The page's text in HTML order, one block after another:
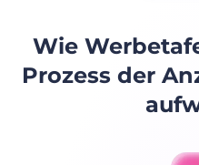
Wie
Prozess der